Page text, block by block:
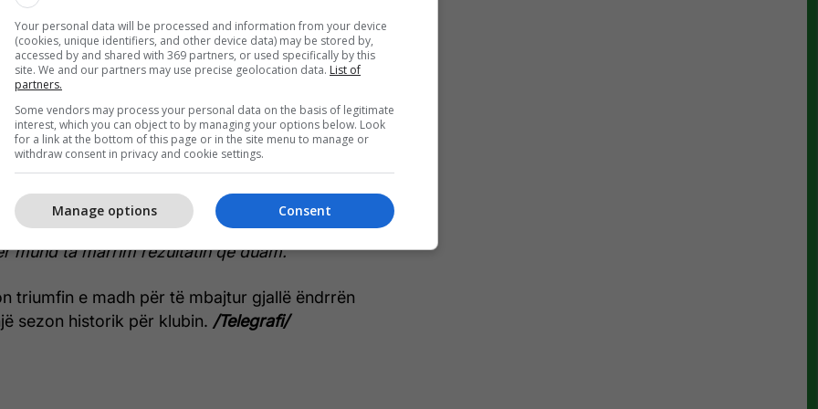
në Evropë. Do të bëjmë maksimumin që të
pozitive në këto dy ndeshje të mbetura.”
Ibraimi ndau të njëjtin entuziazëm para
histori këtë vit dhe të gjithë jemi të kënaqur,
ndalemi këtu. Nesër duhet të japim
ta fituar ndeshjen dhe pse jo, për t’u kualifikuar
të gjitha ekipet janë në pushim, ndërsa ne luajmë
por na jep edhe më shumë motiv. Në dy
fati nuk ishte me ne, por besoj se me pak më
mund ta marrim rezultatin që duam.”
triumfin e madh për të mbajtur gjallë ëndrrën
sezon historik për klubin. /Telegrafi/
Your personal data will be processed and information from your device
(cookies, unique identifiers, and other device data) may be stored by,
accessed by and shared with 369 partners, or used specifically by this
site. We and our partners may use precise geolocation data. List of
partners.
Some vendors may process your personal data on the basis of legitimate
interest, which you can object to by managing your options below. Look
for a link at the bottom of this page or in the site menu to manage or
withdraw consent in privacy and cookie settings.
Consent
Manage options